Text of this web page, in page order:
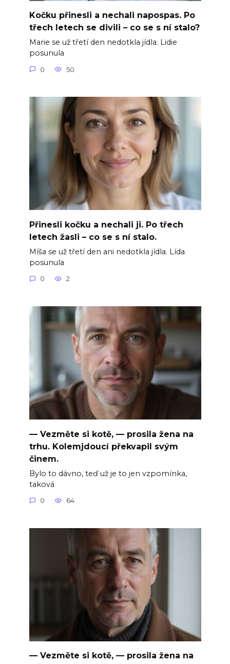
Kočku přinesli a nechali napospas. Po
třech letech se divili – co se s ní stalo?
Marie se už třetí den nedotkla jídla. Lidie
posunula
0 50
Přinesli kočku a nechali ji. Po třech
letech žasli – co se s ní stalo.
Míša se už třetí den ani nedotkla jídla. Lída
posunula
0 2
— Vezměte si kotě, — prosila žena na
trhu. Kolemjdoucí překvapil svým
činem.
Bylo to dávno, teď už je to jen vzpomínka,
taková
0 64
— Vezměte si kotě, — prosila žena na